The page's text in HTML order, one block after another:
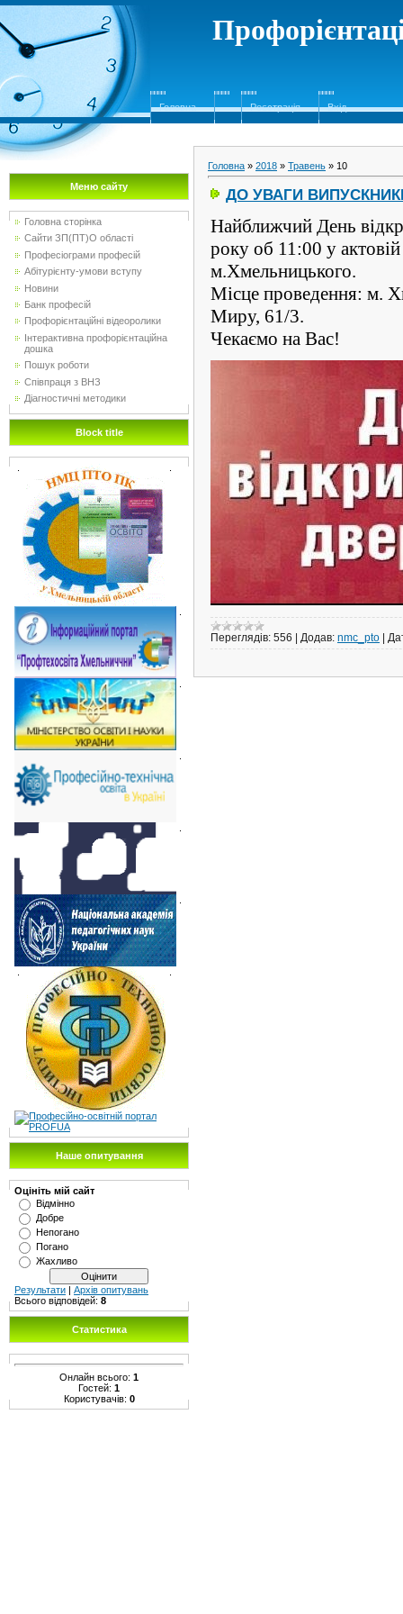
Головна Реєстрація Вхід
Меню сайту
Головна сторінка
Сайти ЗП(ПТ)О області
Професіограми професій
Абітурієнту-умови вступу
Новини
Банк професій
Профорієнтаційні відеоролики
Інтерактивна профорієнтаційна
дошка
Пошук роботи
Співпраця з ВНЗ
Діагностичні методики
Block title
Наше опитування
Оцініть мій сайт
Відмінно
Добре
Непогано
Погано
Жахливо
Результати | Архів опитувань
Всього відповідей: 8
Статистика
Онлайн всього: 1
Гостей: 1
Користувачів: 0
Головна » 2018 » Травень » 10
ДО УВАГИ
Найближчий День
року об 11:00 у
м.Хмельницького.
Місце проведення: м.
Миру, 61/3.
Чекаємо на Вас!
Переглядів: 556 | Додав: nmc_pto |